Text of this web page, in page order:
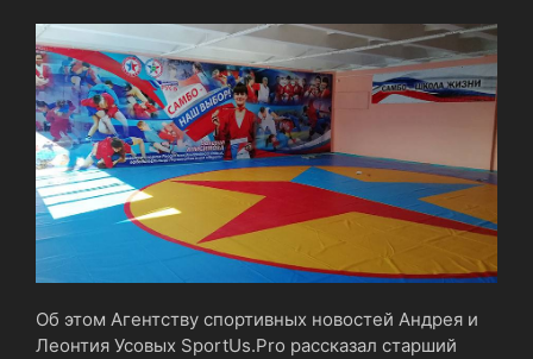
Об этом Агентству спортивных новостей Андрея и
Леонтия Усовых SportUs.Pro рассказал старший